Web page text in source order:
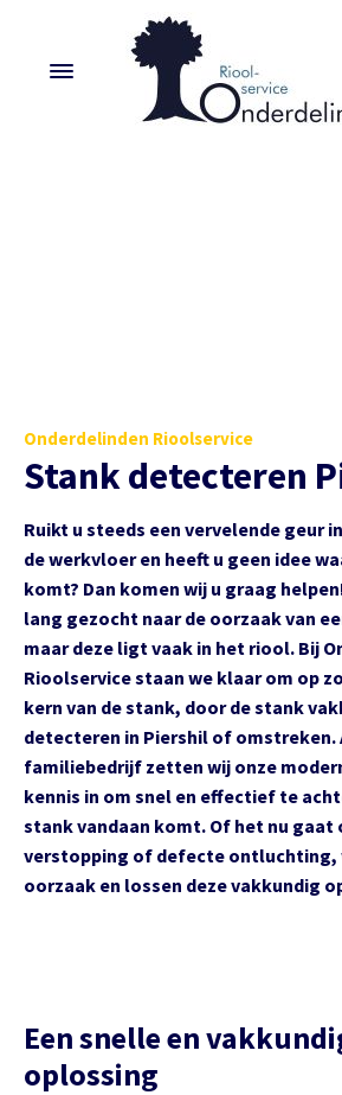
Onderdelinden Rioolservice
Stank detecteren
Ruikt u steeds een vervelende geur
de werkvloer en heeft u geen idee
komt? Dan komen wij u graag
lang gezocht naar de oorzaak van
maar deze ligt vaak in het riool. Bij
Rioolservice staan we klaar om op
kern van de stank, door de stank
detecteren in Piershil of omstreken.
familiebedrijf zetten wij onze
kennis in om snel en effectief te
stank vandaan komt. Of het nu gaat
verstopping of defecte ontluchting,
oorzaak en lossen deze vakkundig
Een snelle en
oplossing